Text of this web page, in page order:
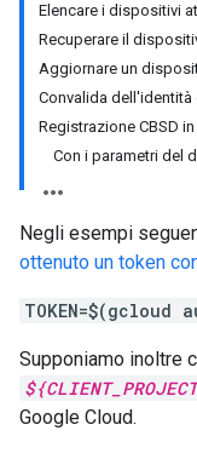
Elencare i dispositivi
Recuperare il
Aggiornare un
Convalida dell'identità
Registrazione CBSD
Con i parametri del
Negli esempi
ottenuto un token
Supponiamo inoltre
Google Cloud.